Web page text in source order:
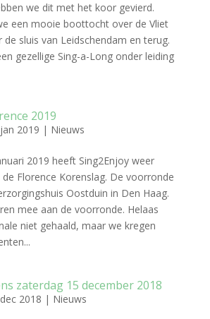
we dit met het koor gevierd.
een mooie boottocht over de Vliet
de sluis van Leidschendam en terug.
gezellige Sing-a-Long onder leiding
2019
2019 | Nieuws
2019 heeft Sing2Enjoy weer
Florence Korenslag. De voorronde
Oostduin in Den Haag.
mee aan de voorronde. Helaas
niet gehaald, maar we kregen
zaterdag 15 december 2018
2018 | Nieuws